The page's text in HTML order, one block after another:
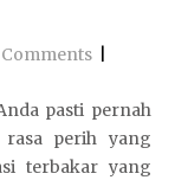
pasti pernah
rasa perih yang
terbakar yang